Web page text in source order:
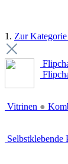
1. Zur Kategorie
Vitrinen ●
Selbstklebende